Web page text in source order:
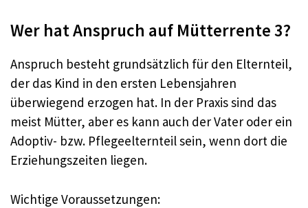
Wer hat Anspruch auf Mütterrente 3?
Anspruch besteht grundsätzlich für den Elternteil,
der das Kind in den ersten Lebensjahren
überwiegend erzogen hat. In der Praxis sind das
meist Mütter, aber es kann auch der Vater oder ein
Adoptiv- bzw. Pflegeelternteil sein, wenn dort die
Erziehungszeiten liegen.
Wichtige Voraussetzungen: